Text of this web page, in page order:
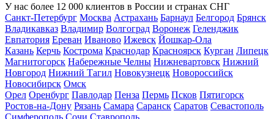
У нас более 12 000 клиентов в России и странах СНГ
Санкт-Петербург Москва Астрахань Барнаул Белгород Брянск
Владикавказ Владимир Волгоград Воронеж Геленджик
Евпатория Ереван Иваново Ижевск Йошкар-Ола
Казань Керчь Кострома Краснодар Красноярск Курган Липецк
Магнитогорск Набережные Челны Нижневартовск Нижний
Новгород Нижний Тагил Новокузнецк Новороссийск
Новосибирск Омск
Орел Оренбург Павлодар Пенза Пермь Псков Пятигорск
Ростов-на-Дону Рязань Самара Саранск Саратов Севастополь
Симферополь Сочи Ставрополь